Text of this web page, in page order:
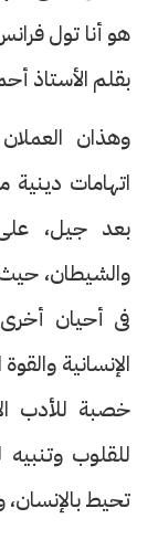
بقلم الأستاذ
وهذان
اتهامات دينية
بعد جيل،
والشيطان، حيث
فى أحيان
الإنسانية
خصبة للأدب
للقلوب
تحيط